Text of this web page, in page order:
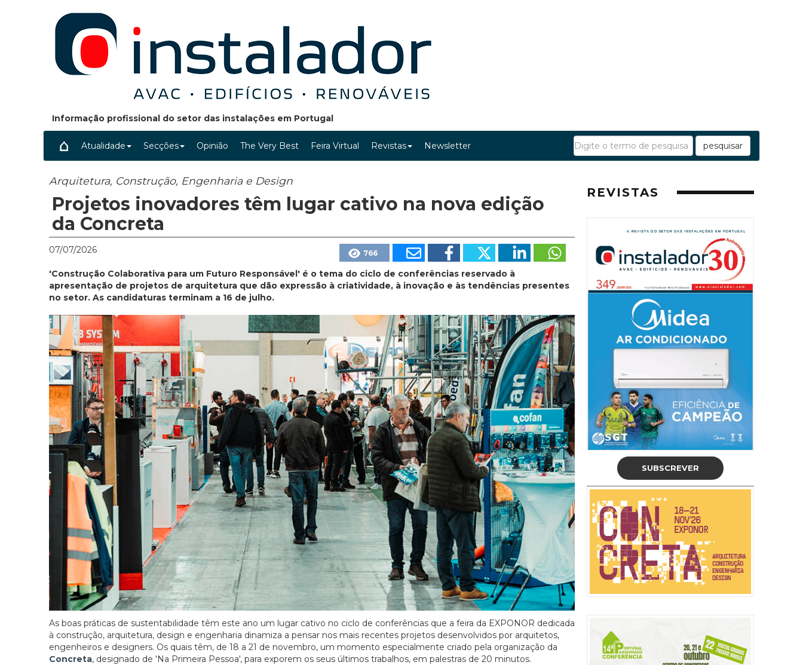
Informação profissional do setor das instalações em Portugal
Atualidade Secções Opinião The Very Best Feira Virtual Revistas Newsletter pesquisar
Arquitetura, Construção, Engenharia e Design
Projetos inovadores têm lugar cativo na nova edição
da Concreta
07/07/2026 766
'Construção Colaborativa para um Futuro Responsável' é o tema do ciclo de conferências reservado à
apresentação de projetos de arquitetura que dão expressão à criatividade, à inovação e às tendências presentes
no setor. As candidaturas terminam a 16 de julho.
As boas práticas de sustentabilidade têm este ano um lugar cativo no ciclo de conferências que a feira da EXPONOR dedicada
à construção, arquitetura, design e engenharia dinamiza a pensar nos mais recentes projetos desenvolvidos por arquitetos,
engenheiros e designers. Os quais têm, de 18 a 21 de novembro, um momento especialmente criado pela organização da
Concreta, designado de 'Na Primeira Pessoa', para exporem os seus últimos trabalhos, em palestras de 20 minutos.
REVISTAS
SUBSCREVER